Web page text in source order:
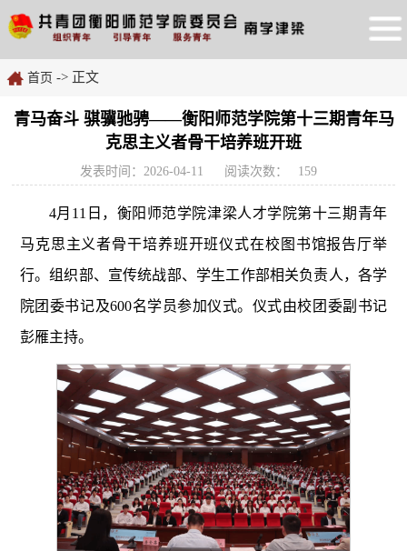
首页 -> 正文
青马奋斗 骐骥驰骋——衡阳师范学院第十三期青年马
克思主义者骨干培养班开班
发表时间：2026-04-11 阅读次数： 159
4月 11 日，衡阳师范学院津梁人才学院第十三期青年
马克思主义者骨干培养班开班仪式在校图书馆报告厅举
行。组织部、宣传统战部、学生工作部相关负责人，各学
院团委书记及600名学员参加仪式。仪式由校团委副书记
彭雁主持。